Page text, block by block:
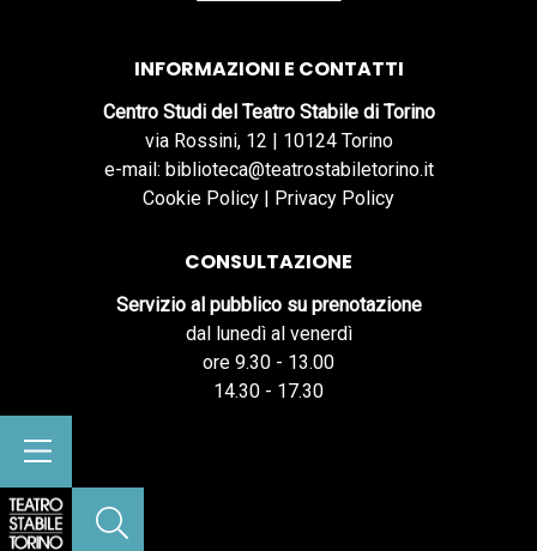
INFORMAZIONI E CONTATTI
Centro Studi del Teatro Stabile di Torino
via Rossini, 12 | 10124 Torino
e-mail: biblioteca@teatrostabiletorino.it
Cookie Policy | Privacy Policy
CONSULTAZIONE
Servizio al pubblico su prenotazione
dal lunedì al venerdì
ore 9.30 - 13.00
14.30 - 17.30